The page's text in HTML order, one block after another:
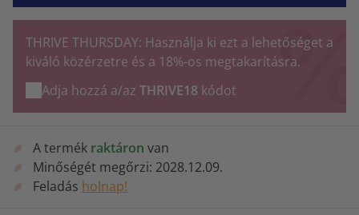
THRIVE THURSDAY: Használja ki ezt a lehetőséget a
kiváló közérzetre és a 18%-os megtakarításra.
Adja hozzá a/az THRIVE18 kódot
A termék raktáron van
Minőségét megőrzi: 2028.12.09.
Feladás holnap!